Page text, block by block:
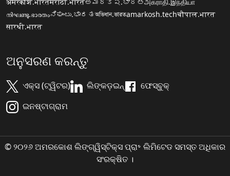
നിഘണ്ടു.ഭാരതംನಿಘಂಟು.ಭಾರತঅভিধান.ভারতamarkosh.techचौपाल.भारत
सारथी.भारत
ଅନୁସରଣ କରନ୍ତୁ
ଏକ୍ସ (ଟ୍ୱିଟର) ଲିଙ୍କଡ଼ଇନ୍
ଫେସ୍ବୁକ୍
ଇନଷ୍ଟାଗ୍ରାମ
© ୨୦୨୬ ଅମରକୋଶ ଲିଙ୍ଗ୍ୱିସ୍ଟିକ୍ସ ପ୍ରା॰ ଲିମିଟେଡ ସମସ୍ତ ଅଧିକାର
ସଂରକ୍ଷିତ ।